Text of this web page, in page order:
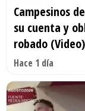
Campesinos
su cuenta y
robado (Video)
Hace 1 día